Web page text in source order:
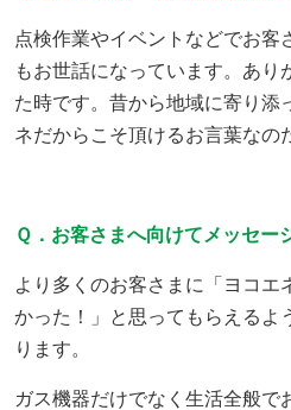
点検作業やイベントなどでお客
もお世話になっています。あり
た時です。昔から地域に寄り添
ネだからこそ頂けるお言葉なの
Ｑ．お客さまへ向けてメッセー
より多くのお客さまに「ヨコエ
かった！」と思ってもらえるよ
ります。
ガス機器だけでなく生活全般で